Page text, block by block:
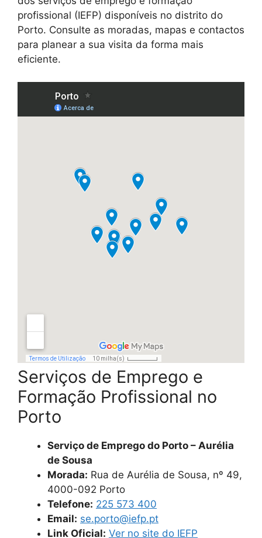
profissional (IEFP) disponíveis no distrito do
Porto. Consulte as moradas, mapas e contactos
para planear a sua visita da forma mais
eficiente.
Serviços de Emprego e
Formação Profissional no
Porto
Serviço de Emprego do Porto – Aurélia
de Sousa
Morada: Rua de Aurélia de Sousa, nº 49,
4000-092 Porto
Telefone: 225 573 400
Email: se.porto@iefp.pt
Link Oficial: Ver no site do IEFP